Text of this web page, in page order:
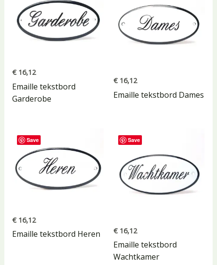
€16,12
Emaille tekstbord
Garderobe
€ 16,12
Emaille tekstbord Dames
Save
€16,12
Emaille tekstbord Heren
Save
€ 16,12
Emaille tekstbord
Wachtkamer